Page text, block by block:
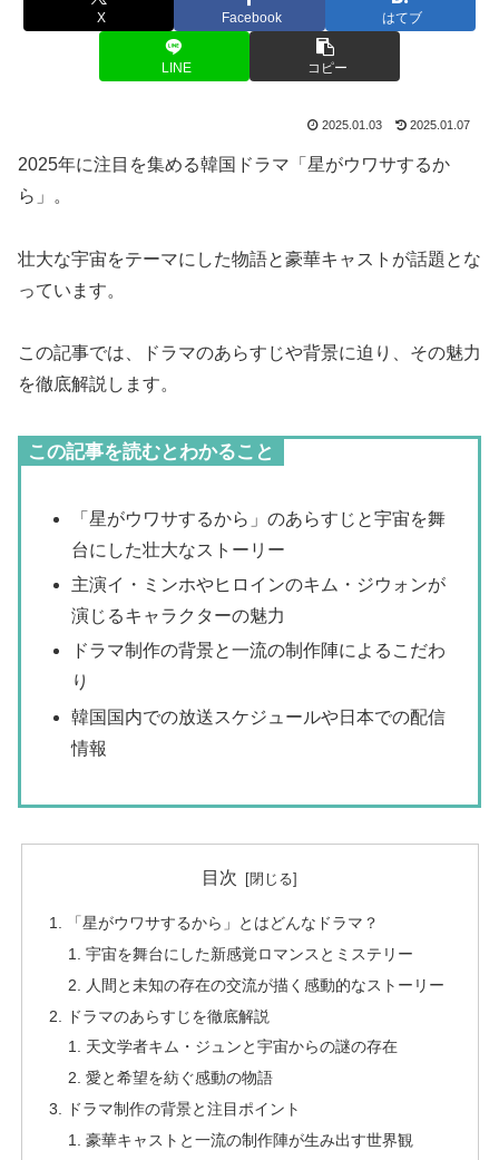
X Facebook はてブ
LINE コピー
2025.01.03 2025.01.07
2025年に注目を集める韓国ドラマ「星がウワサするか
ら」。
壮大な宇宙をテーマにした物語と豪華キャストが話題とな
っています。
この記事では、ドラマのあらすじや背景に迫り、その魅力
を徹底解説します。
この記事を読むとわかること
「星がウワサするから」のあらすじと宇宙を舞
台にした壮大なストーリー
主演イ・ミンホやヒロインのキム・ジウォンが
演じるキャラクターの魅力
ドラマ制作の背景と一流の制作陣によるこだわ
り
韓国国内での放送スケジュールや日本での配信
情報
目次
「星がウワサするから」とはどんなドラマ？
宇宙を舞台にした新感覚ロマンスとミステリー
人間と未知の存在の交流が描く感動的なストーリー
ドラマのあらすじを徹底解説
天文学者キム・ジュンと宇宙からの謎の存在
愛と希望を紡ぐ感動の物語
ドラマ制作の背景と注目ポイント
豪華キャストと一流の制作陣が生み出す世界観